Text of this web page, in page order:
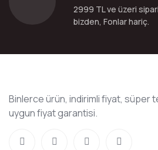
2999 TL ve üzeri
bizden, Fonlar hariç.
Binlerce ürün, indirimli fiyat, süper
uygun fiyat garantisi.